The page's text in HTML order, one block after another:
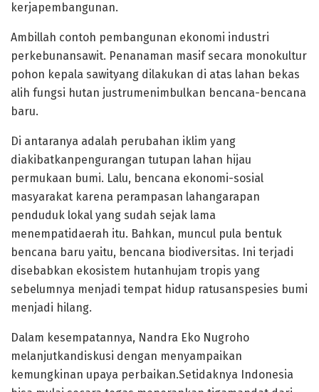
kerjapembangunan.
Ambillah contoh pembangunan ekonomi industri
perkebunansawit. Penanaman masif secara monokultur
pohon kepala sawityang dilakukan di atas lahan bekas
alih fungsi hutan justrumenimbulkan bencana-bencana
baru.
Di antaranya adalah perubahan iklim yang
diakibatkanpengurangan tutupan lahan hijau
permukaan bumi. Lalu, bencana ekonomi-sosial
masyarakat karena perampasan lahangarapan
penduduk lokal yang sudah sejak lama
menempatidaerah itu. Bahkan, muncul pula bentuk
bencana baru yaitu, bencana biodiversitas. Ini terjadi
disebabkan ekosistem hutanhujam tropis yang
sebelumnya menjadi tempat hidup ratusanspesies bumi
menjadi hilang.
Dalam kesempatannya, Nandra Eko Nugroho
melanjutkandiskusi dengan menyampaikan
kemungkinan upaya perbaikan.Setidaknya Indonesia